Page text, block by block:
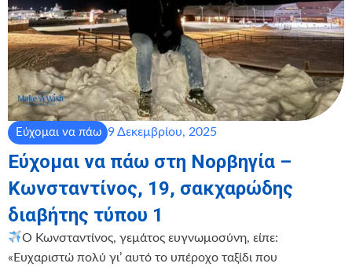
Εύχομαι να πάω 9 Δεκεμβρίου, 2025
Εύχομαι να πάω στη Νορβηγία –
Κωνσταντίνος, 19, σακχαρώδης
διαβήτης τύπου 1
O Κωνσταντίνος, γεμάτος ευγνωμοσύνη, είπε:
«Ευχαριστώ πολύ γι’ αυτό το υπέροχο ταξίδι που